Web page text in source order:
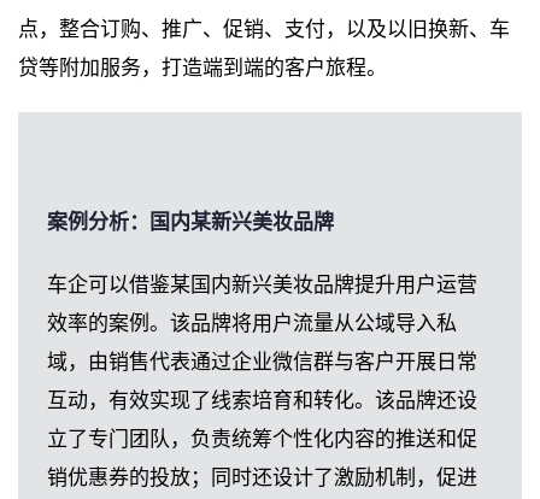
点，整合订购、推广、促销、支付，以及以旧换新、车
贷等附加服务，打造端到端的客户旅程。
案例分析：国内某新兴美妆品牌
车企可以借鉴某国内新兴美妆品牌提升用户运营
效率的案例。该品牌将用户流量从公域导入私
域，由销售代表通过企业微信群与客户开展日常
互动，有效实现了线索培育和转化。该品牌还设
立了专门团队，负责统筹个性化内容的推送和促
销优惠券的投放；同时还设计了激励机制，促进